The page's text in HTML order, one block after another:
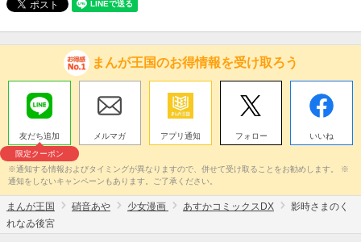
まんが王国のお得情報を受け取ろう
友だち追加
限定クーポン
メルマガ アプリ通知 フォロー いいね
※通知する情報およびタイミングが異なりますので、併せて受け取ることをお勧めします。 ※
通知をしないキャンペーンもあります。ご了承ください。
まんが王国 硝音あや 少女漫画 あすかコミックスDX
影時さまのく
れなゐ後宮